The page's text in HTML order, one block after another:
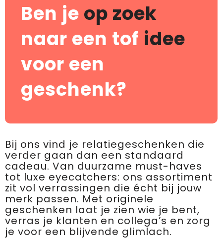
Ben je op zoek
naar een tof idee
voor een
geschenk?
Bij ons vind je relatiegeschenken die
verder gaan dan een standaard
cadeau. Van duurzame must-haves
tot luxe eyecatchers: ons assortiment
zit vol verrassingen die écht bij jouw
merk passen. Met originele
geschenken laat je zien wie je bent,
verras je klanten en collega’s en zorg
je voor een blijvende glimlach.